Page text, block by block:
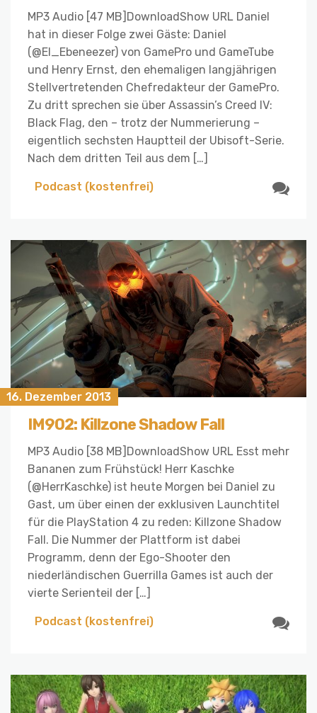
MP3 Audio [47 MB]DownloadShow URL Daniel
hat in dieser Folge zwei Gäste: Daniel
(@El_Ebeneezer) von GamePro und GameTube
und Henry Ernst, den ehemaligen langjährigen
Stellvertretenden Chefredakteur der GamePro.
Zu dritt sprechen sie über Assassin’s Creed IV:
Black Flag, den – trotz der Nummerierung –
eigentlich sechsten Hauptteil der Ubisoft-Serie.
Nach dem dritten Teil aus dem […]
Podcast (kostenfrei)
16. Dezember 2013
IM902: Killzone Shadow Fall
MP3 Audio [38 MB]DownloadShow URL Esst mehr
Bananen zum Frühstück! Herr Kaschke
(@HerrKaschke) ist heute Morgen bei Daniel zu
Gast, um über einen der exklusiven Launchtitel
für die PlayStation 4 zu reden: Killzone Shadow
Fall. Die Nummer der Plattform ist dabei
Programm, denn der Ego-Shooter den
niederländischen Guerrilla Games ist auch der
vierte Serienteil der […]
Podcast (kostenfrei)